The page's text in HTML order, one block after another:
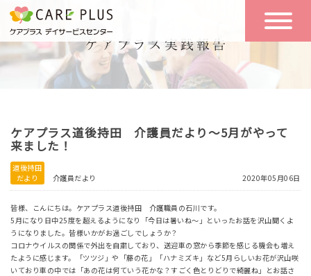
こんな方に
おすすめ
一日の流れ
一日体験
空き状況
実践報告
リクルート
ケアプラス道後持田 介護員だより～5月がやって
来ました！
道後持田
だより
介護員だより 2020年05月06日
皆様、こんにちは。ケアプラス道後持田 介護職員の石川です。
5月になり日中25度を超えるようになり「今日は暑いね～」といったお話を沢山聞くよ
うになりました。皆様いかがお過ごしでしょうか？
コロナウイルスの関係で外出を自粛しており、送迎車の窓から季節を感じる機会も増え
たように感じます。「ツツジ」や「藤の花」「ハナミズキ」など5月らしいお花が沢山咲
いており車の中では「あの花は何ていう花かな？すごく色とりどりで綺麗ね」とお話さ